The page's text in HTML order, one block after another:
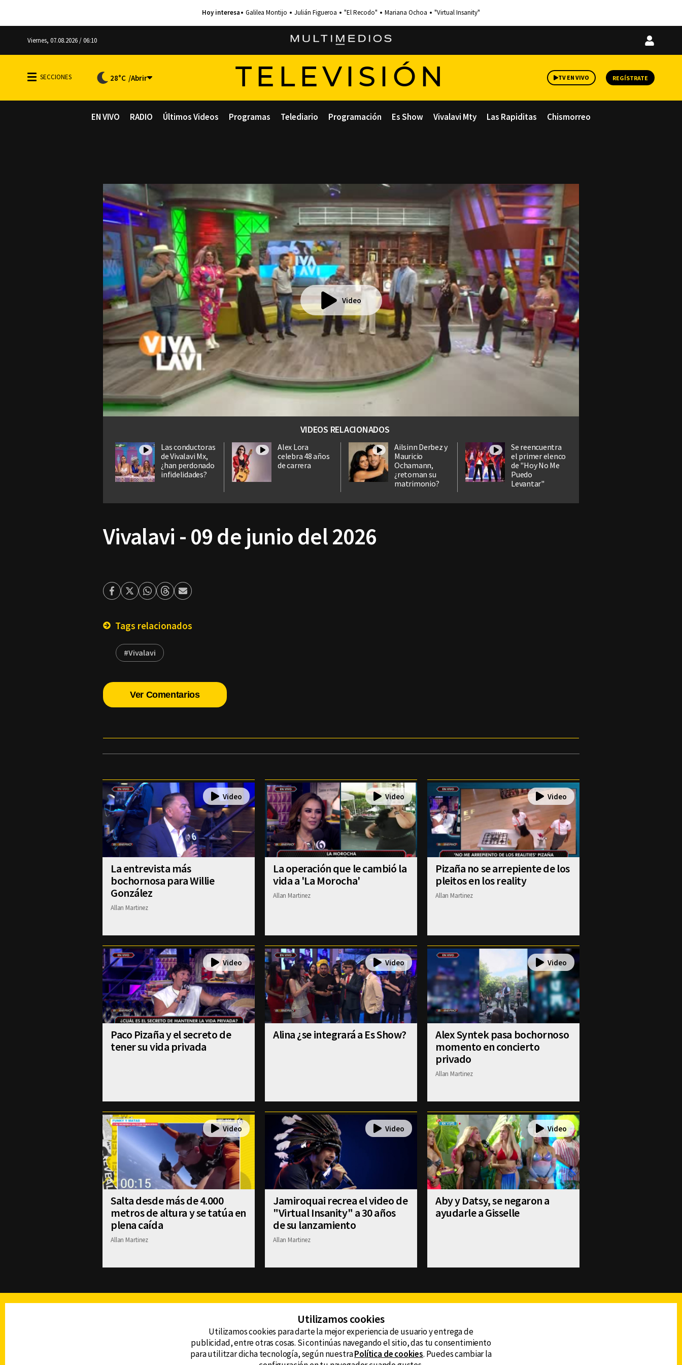
Galilea Montijo Julián Figueroa "El Recodo" Mariana Ochoa "Virtual Insanity"
Viernes, 07.08.2026 / 06:10
Iniciar
28°C TELEVISIÓN TV EN VIVO REGÍSTRATE
EN VIVO RADIO Últimos Videos Programas Telediario Programación Es Show Vivalavi Mty Las Rapiditas Chismorreo
Video
VIDEOS RELACIONADOS
Las conductoras
de Vivalavi Mx,
¿han perdonado
infidelidades?
Alex Lora
celebra 48 años
de carrera
Ailsinn Derbez y
Mauricio
Ochamann,
¿retoman su
matrimonio?
Se reencuentra
el primer elenco
de "Hoy No Me
Puedo
Levantar"
Vivalavi - 09 de junio del 2026
Facebook
TwitterWhatsapp
ThreadsEnviar
Tags relacionados
#Vivalavi
Ver Comentarios
La entrevista más
bochornosa para Willie
González
Allan Martinez
La operación que le cambió la
vida a 'La Morocha'
Allan Martinez
Pizaña no se arrepiente de los
pleitos en los reality
Allan Martinez
Paco Pizaña y el secreto de
tener su vida privada
Alina ¿se integrará a Es Show?
Alex Syntek pasa bochornoso
momento en concierto
privado
Allan Martinez
Salta desde más de 4.000
metros de altura y se tatúa en
plena caída
Allan Martinez
Jamiroquai recrea el video de
"Virtual Insanity" a 30 años
de su lanzamiento
Allan Martinez
Aby y Datsy, se negaron a
ayudarle a Gisselle
DERECHOS RESERVADOS © CANAL 6 2026
Prohibida la reproducción total o parcial, incluyendo
CONTACTO
AVISO DE PRIVACIDAD
Utilizamos cookies
Utilizamos cookies para darte la mejor experiencia de usuario y entrega de
publicidad, entre otras cosas. Si continúas navegando el sitio, das tu consentimiento
para utilitzar dicha tecnología, según nuestraPolítica de cookies. Puedes cambiar la